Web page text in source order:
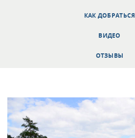
КАК ДОБРАТЬСЯ
ВИДЕО
ОТЗЫВЫ